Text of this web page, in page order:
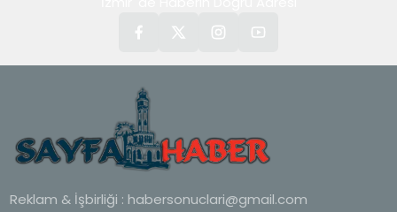
Reklam & İşbirliği : habersonuclari@gmail.com